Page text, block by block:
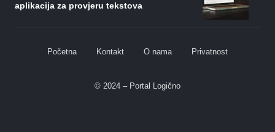
aplikacija za provjeru tekstova
Početna Kontakt O nama Privatnost
© 2024 – Portal Logično